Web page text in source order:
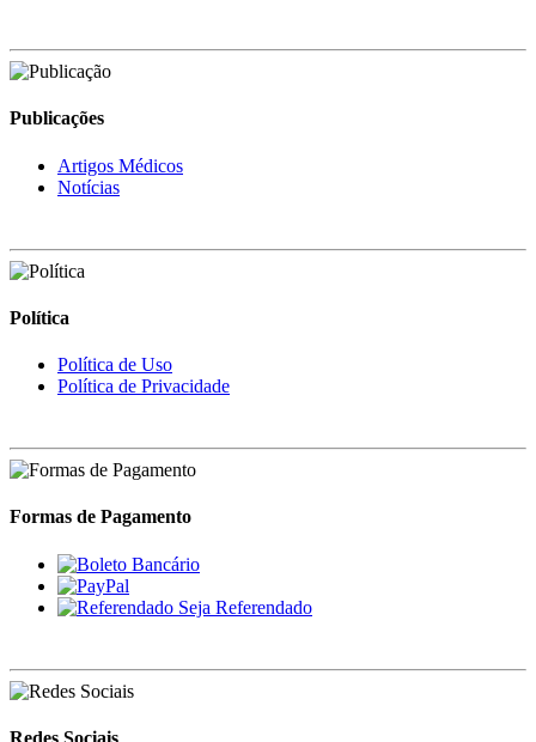
Publicações
Artigos Médicos
Notícias
Política
Política de Uso
Política de Privacidade
Formas de Pagamento
Seja Referendado
Redes Sociais